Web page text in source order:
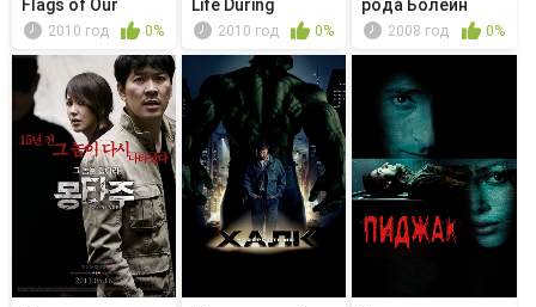
Flags of Our
Fathers
2010 год 0%
Life During
Wartime
2010 год 0%
рода Болейн
2008 год 0%